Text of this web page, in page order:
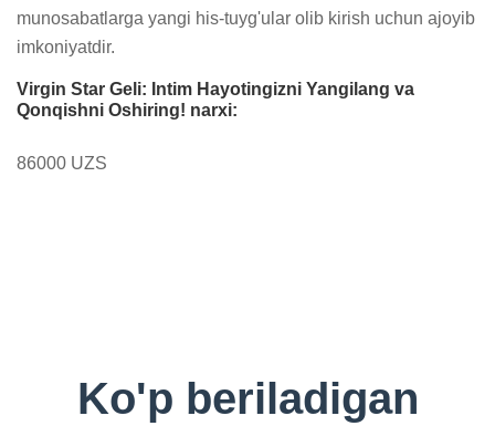
munosabatlarga yangi his-tuyg'ular olib kirish uchun ajoyib
imkoniyatdir.
Virgin Star Geli: Intim Hayotingizni Yangilang va
Qonqishni Oshiring! narxi:
86000 UZS
Ko'p beriladigan